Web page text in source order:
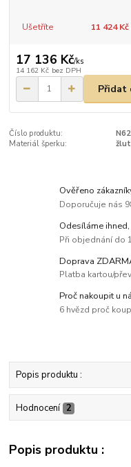
Ušetříte
11 424 Kč
17 136 Kč/ks
14 162 Kč bez DPH
Přidat
Číslo produktu:
Materiál šperku:
Ověřeno
Doporučuje nás
Odesíláme
Při objednání do
Doprava
Platba kartou/
Proč nakoupit u
6 hvězd proč
Popis produktu :
Hodnocení 2
Popis produktu :